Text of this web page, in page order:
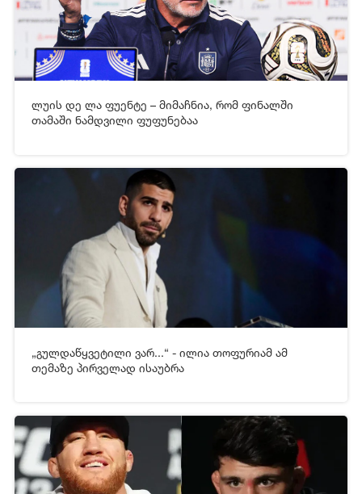
[xfgiven_video2][/xfgiven_video2]
ლუის დე ლა ფუენტე – მიმაჩნია, რომ ფინალში
თამაში ნამდვილი ფუფუნებაა
[xfgiven_video2][/xfgiven_video2]
„გულდაწყვეტილი ვარ...“ - ილია თოფურიამ ამ
თემაზე პირველად ისაუბრა